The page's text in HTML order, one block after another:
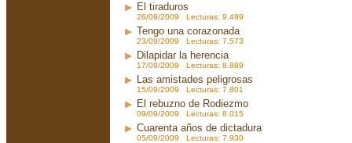
El tiraduros
26/09/2009 Lecturas: 9.499
Tengo una corazonada
23/09/2009 Lecturas: 7.573
Dilapidar la herencia
17/09/2009 Lecturas: 8.889
Las amistades peligrosas
15/09/2009 Lecturas: 7.801
El rebuzno de Rodiezmo
09/09/2009 Lecturas: 8.015
Cuarenta años de dictadura
05/09/2009 Lecturas: 7.930